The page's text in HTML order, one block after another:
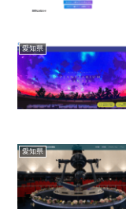
愛知県
愛知県